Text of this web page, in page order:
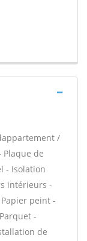
/
Plaque de
- Isolation
intérieurs -
peint -
-
de